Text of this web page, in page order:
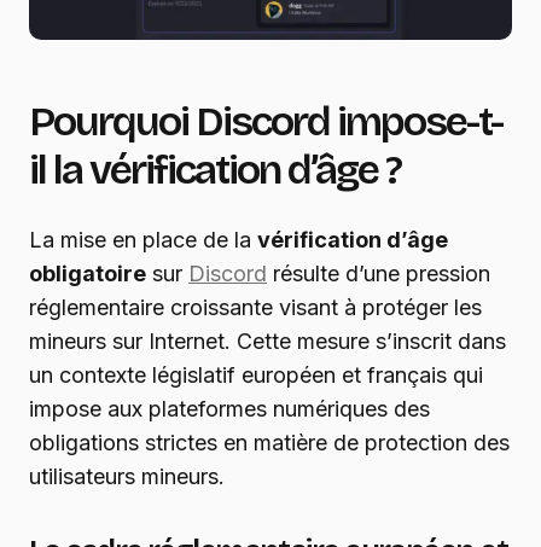
Pourquoi Discord impose-t-
il la vérification d’âge ?
La mise en place de la vérification d’âge
obligatoire sur Discord résulte d’une pression
réglementaire croissante visant à protéger les
mineurs sur Internet. Cette mesure s’inscrit dans
un contexte législatif européen et français qui
impose aux plateformes numériques des
obligations strictes en matière de protection des
utilisateurs mineurs.